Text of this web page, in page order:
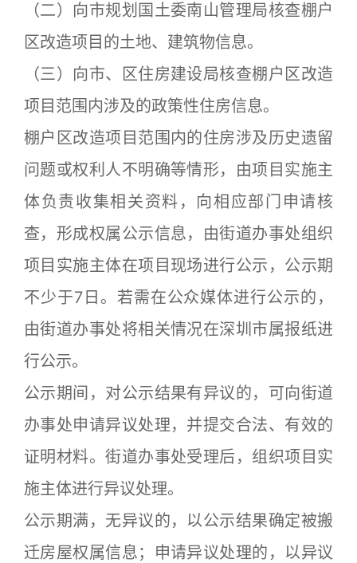
（二）向市规划国土委南山管理局核查棚户
区改造项目的土地、建筑物信息。
（三）向市、区住房建设局核查棚户区改造
项目范围内涉及的政策性住房信息。
棚户区改造项目范围内的住房涉及历史遗留
问题或权利人不明确等情形，由项目实施主
体负责收集相关资料，向相应部门申请核
查，形成权属公示信息，由街道办事处组织
项目实施主体在项目现场进行公示，公示期
不少于7日。若需在公众媒体进行公示的，
由街道办事处将相关情况在深圳市属报纸进
行公示。
公示期间，对公示结果有异议的，可向街道
办事处申请异议处理，并提交合法、有效的
证明材料。街道办事处受理后，组织项目实
施主体进行异议处理。
公示期满，无异议的，以公示结果确定被搬
迁房屋权属信息；申请异议处理的，以异议